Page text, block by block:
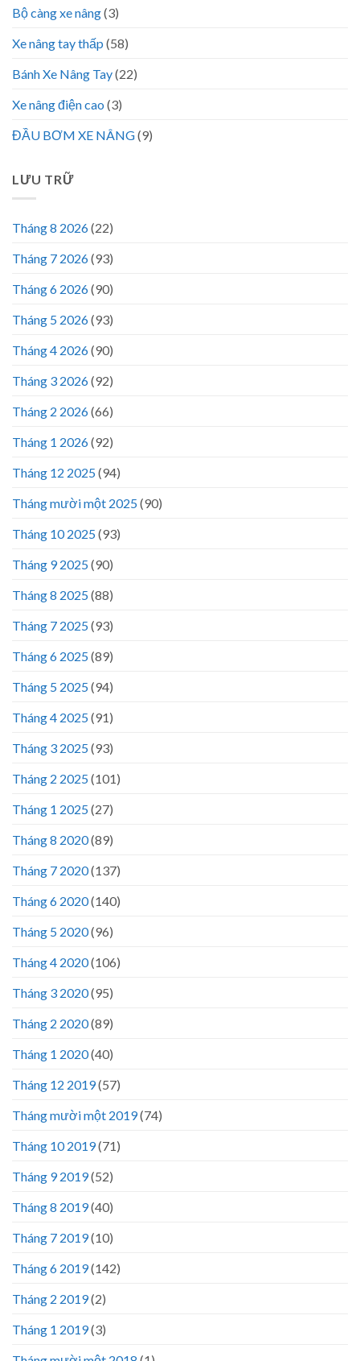
Bộ càng xe nâng(3)
Xe nâng tay thấp (58)
Bánh Xe Nâng Tay(22)
Xe nâng điện cao (3)
ĐẦU BƠM XE NÂNG(9)
LƯU TRỮ
Tháng 8 2026(22)
Tháng 7 2026(93)
Tháng 6 2026(90)
Tháng 5 2026(93)
Tháng 4 2026(90)
Tháng 3 2026(92)
Tháng 2 2026(66)
Tháng 1 2026(92)
Tháng 12 2025(94)
Tháng mười một 2025(90)
Tháng 10 2025(93)
Tháng 9 2025(90)
Tháng 8 2025(88)
Tháng 7 2025(93)
Tháng 6 2025(89)
Tháng 5 2025(94)
Tháng 4 2025(91)
Tháng 3 2025(93)
Tháng 2 2025(101)
Tháng 1 2025(27)
Tháng 8 2020(89)
Tháng 7 2020(137)
Tháng 6 2020(140)
Tháng 5 2020(96)
Tháng 4 2020(106)
Tháng 3 2020(95)
Tháng 2 2020(89)
Tháng 1 2020(40)
Tháng 12 2019(57)
Tháng mười một 2019(74)
Tháng 10 2019(71)
Tháng 9 2019(52)
Tháng 8 2019(40)
Tháng 7 2019(10)
Tháng 6 2019(142)
Tháng 2 2019(2)
Tháng 1 2019(3)